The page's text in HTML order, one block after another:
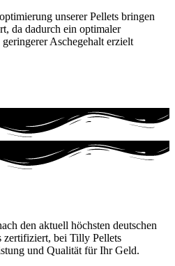
unserer Pellets bringen
da dadurch ein optimaler
Aschegehalt erzielt
den aktuell höchsten deutschen
bei Tilly Pellets
und Qualität für Ihr Geld.